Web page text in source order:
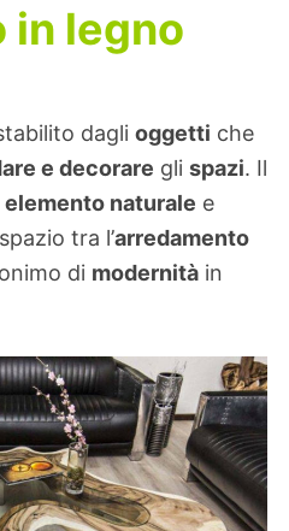
in legno
dagli oggetti che
e decorare gli spazi. Il
elemento naturale e
tra l’arredamento
di modernità in